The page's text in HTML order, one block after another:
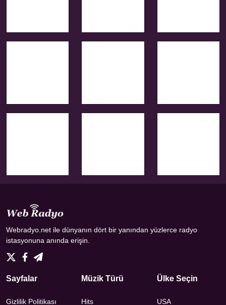
Webradyo.net ile dünyanın dört bir yanından yüzlerce radyo
istasyonuna anında erişin.
Sayfalar
Gizlilik Politikası
Müzik Türü
Hits
Ülke Seçin
USA